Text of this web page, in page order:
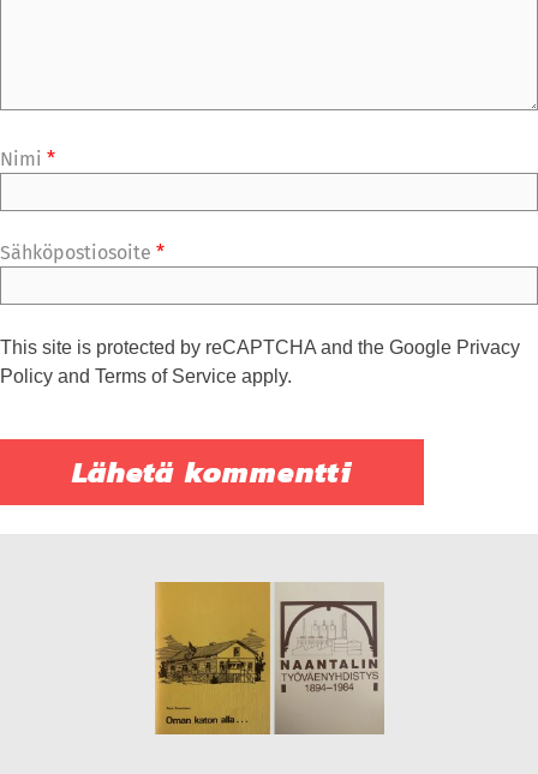
Nimi *
Sähköpostiosoite *
This site is protected by reCAPTCHA and the Google Privacy
Policy and Terms of Service apply.